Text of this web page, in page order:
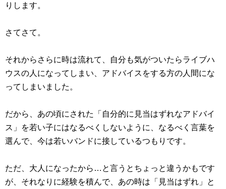
りします。
さてさて。
それからさらに時は流れて、自分も気がついたらライブハ
ウスの人になってしまい、アドバイスをする方の人間にな
ってしまいました。
だから、あの頃にされた「自分的に見当はずれなアドバイ
ス」を若い子にはなるべくしないように、なるべく言葉を
選んで、今は若いバンドに接しているつもりです。
ただ、大人になったから…と言うとちょっと違うかもです
が、それなりに経験を積んで、あの時は「見当はずれ」と